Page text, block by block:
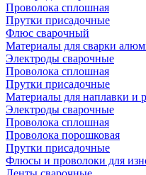
Проволока сплошная
Прутки присадочные
Флюс сварочный
Материалы для сварки
Электроды сварочные
Проволока сплошная
Прутки присадочные
Материалы для наплавки и
Электроды сварочные
Проволока сплошная
Проволока порошковая
Прутки присадочные
Флюсы и проволоки для